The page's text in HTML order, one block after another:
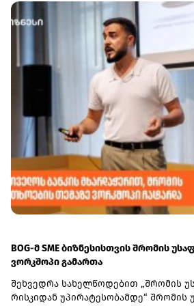
BOG-მ SME ბიზნესისთვის შრომის
ვორკშოპი გამართა
შეხვედრა სახელწოდებით „შრომის
რისკიდან უპირატესობამდე“ შრომის